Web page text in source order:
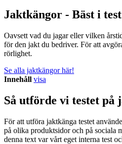
Jaktkängor - Bäst i test
Oavsett vad du jagar eller vilken
för den jakt du bedriver. För att
rörlighet.
Se alla jaktkängor här!
Innehåll visa
Så utförde vi testet på
För att utföra jaktkänga testet
på olika produktsidor och på sociala
denna text var vårt eget interna test